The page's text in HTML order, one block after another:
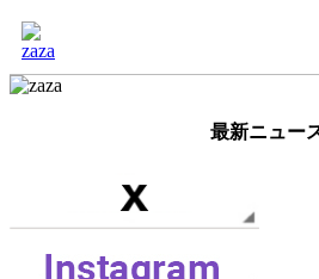
最新ニュー